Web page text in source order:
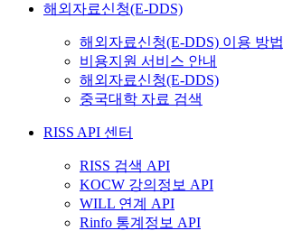
해외자료신청(E-DDS)
해외자료신청(E-DDS) 이용 방법
비용지원 서비스 안내
해외자료신청(E-DDS)
중국대학 자료 검색
RISS API 센터
RISS 검색 API
KOCW 강의정보 API
WILL 연계 API
Rinfo 통계정보 API